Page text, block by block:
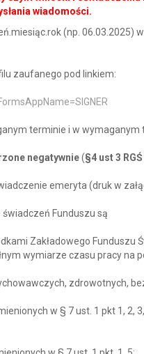
wiadomości.
(np. 06.03.2025)
zaufanego pod linkiem:
terminie i w
negatywnie(§4 ust 3
emeryta (druk w
Funduszu są
Zakładowego Funduszu
wymiarze czasu pracy
zdrowotnych,
w § 7 ust. 1 pkt 1, 2,